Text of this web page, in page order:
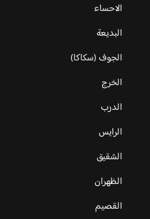
الاحساء
البديعة
الجوف (سكاكا)
الخرج
الدرب
الرايس
الشقيق
الظهران
القصيم